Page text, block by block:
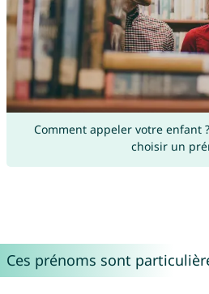
Comment appeler votre enfant
choisir un
Ces prénoms sont